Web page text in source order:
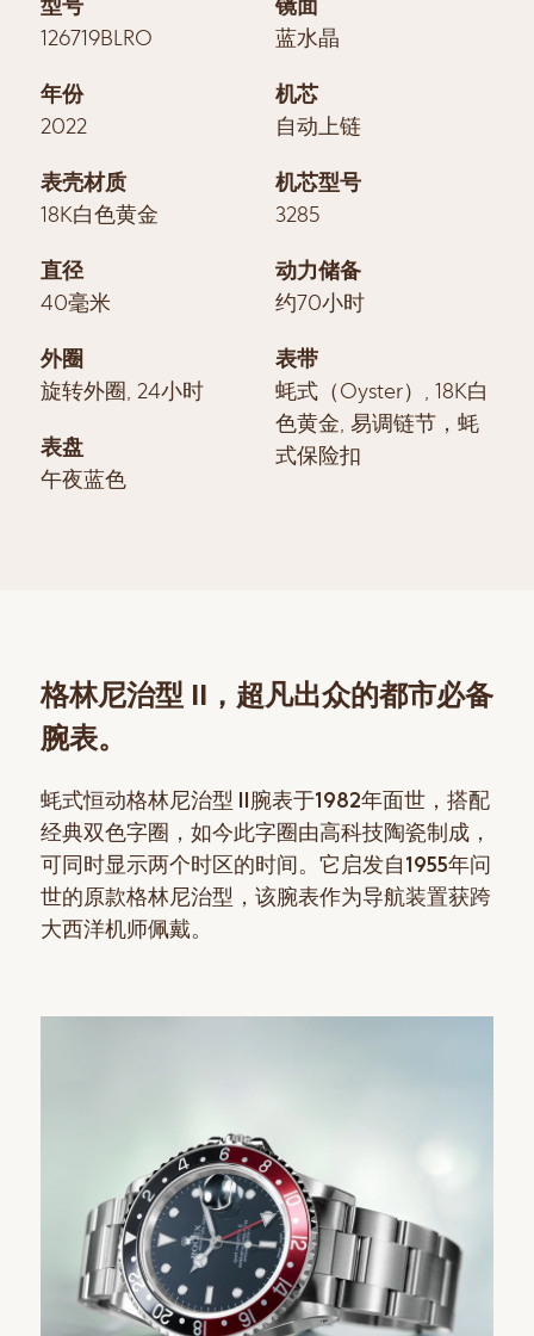
126719BLRO
年份
2022
表壳材质
18K白色黄金
直径
40毫米
外圈
旋转外圈, 24小时
表盘
午夜蓝色
蓝水晶
机芯
自动上链
机芯型号
3285
动力储备
约70小时
表带
蚝式（Oyster）, 18K白
色黄金, 易调链节，蚝
式保险扣
格林尼治型 II，超凡出众的都市必备
腕表。
蚝式恒动格林尼治型 II腕表于1982年面世，搭配
经典双色字圈，如今此字圈由高科技陶瓷制成，
可同时显示两个时区的时间。它启发自1955年问
世的原款格林尼治型，该腕表作为导航装置获跨
大西洋机师佩戴。